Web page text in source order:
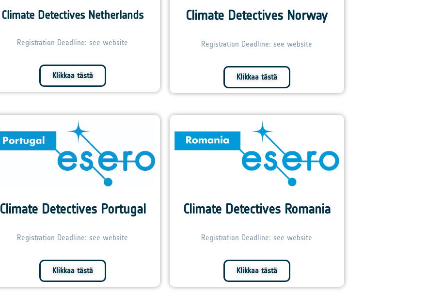
Climate Detectives Netherlands
Registration Deadline: see website
Klikkaa tästä
Climate Detectives Norway
Registration Deadline: see website
Klikkaa tästä
Climate Detectives Portugal
Registration Deadline: see website
Klikkaa tästä
Climate Detectives Romania
Registration Deadline: see website
Klikkaa tästä